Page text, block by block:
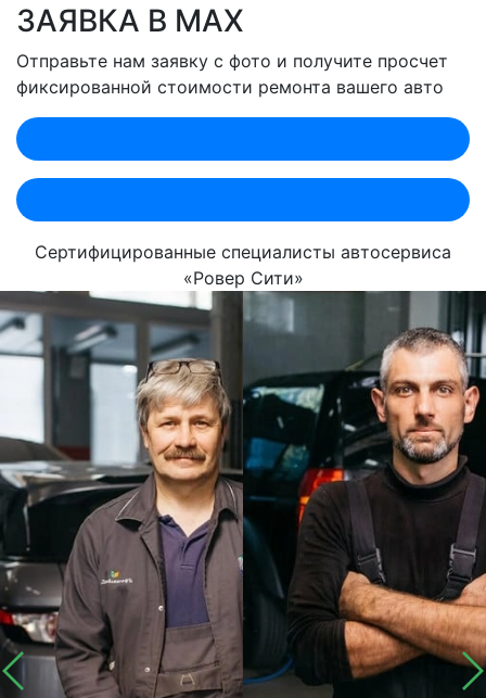
ЗАЯВКА В MAX
Отправьте нам заявку с фото и получите просчет
фиксированной стоимости ремонта вашего авто
Сертифицированные специалисты автосервиса
«Ровер Сити»